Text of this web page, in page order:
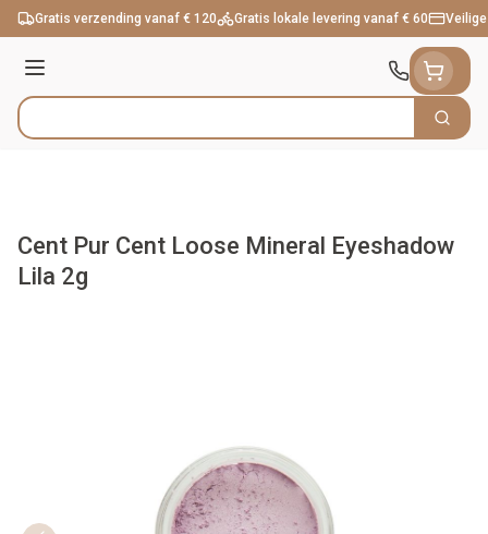
Ga naar de inhoud
Gratis verzending vanaf € 120 Gratis lokale levering vanaf € 60
Menu
Product, merk, categorie... Zoek
Cent Pur Cent Loose Mineral Eyeshadow
Lila 2g